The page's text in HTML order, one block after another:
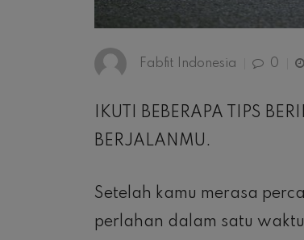
Fabfit Indonesia 0
IKUTI BEBERAPA TIPS
BERJALANMU.
Setelah kamu merasa
perlahan dalam satu waktu